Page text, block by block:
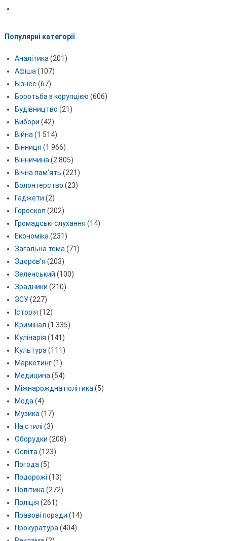
Популярні категорії
Аналітика(201)
Афіша(107)
Бізнес (67)
Боротьба з корупцією (606)
Будівництво (21)
Вибори (42)
Війна(1 514)
Вінниця (1 966)
Вінничина(2 805)
Вічна пам'ять (221)
Волонтерство (23)
Гаджети (2)
Гороскоп (202)
Громадські слухання (14)
Економіка(231)
Загальна тема(71)
Здоров'я (203)
Зеленський (100)
Зрадники (210)
ЗСУ(227)
Історія (12)
Кримінал (1 335)
Кулінарія (141)
Культура(111)
Маркетинг(1)
Медицина(54)
Міжнарождна політика(5)
Мода(4)
Музика(17)
На стилі (3)
Оборудки (208)
Освіта(123)
Погода(5)
Подорожі (13)
Політика(272)
Поліція (261)
Правові поради (14)
Прокуратура(404)